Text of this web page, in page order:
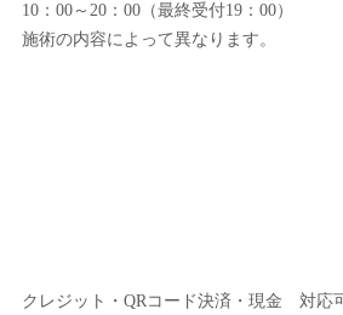
10：00～20：00（最終受付19：00）
施術の内容によって異なります。
クレジット・QRコード決済・現金 対応